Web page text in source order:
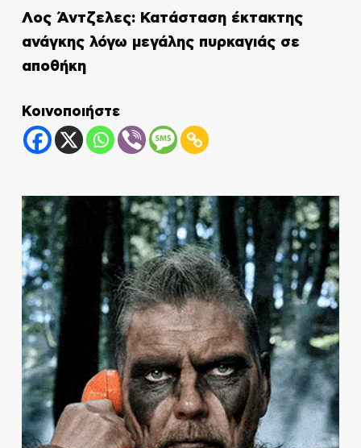
Λος Άντζελες: Κατάσταση έκτακτης
ανάγκης λόγω μεγάλης πυρκαγιάς σε
αποθήκη
Κοινοποιήστε